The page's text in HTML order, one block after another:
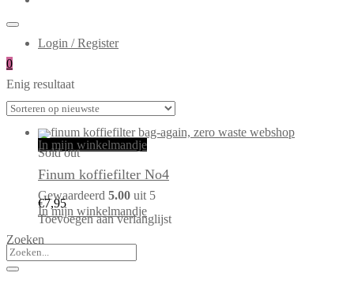
Login / Register
0
Enig resultaat
In mijn winkelmandje
Sold out
Finum koffiefilter No4
Gewaardeerd 5.00 uit 5
€7,95
In mijn winkelmandje
Toevoegen aan verlanglijst
Zoeken